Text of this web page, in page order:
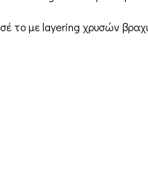
με layering χρυσών